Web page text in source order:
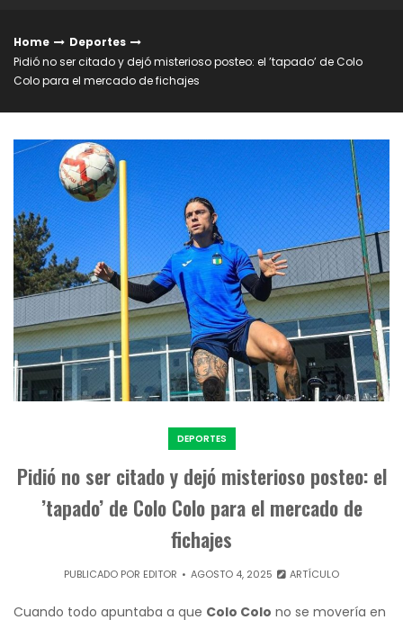
Home
Deportes
Pidió no ser citado y dejó misterioso posteo: el ’tapado’ de Colo
Colo para el mercado de fichajes
DEPORTES
Pidió no ser citado y dejó misterioso posteo: el
’tapado’ de Colo Colo para el mercado de
fichajes
PUBLICADO POR EDITOR AGOSTO 4, 2025 ARTÍCULO
Cuando todo apuntaba a que Colo Colo no se movería en